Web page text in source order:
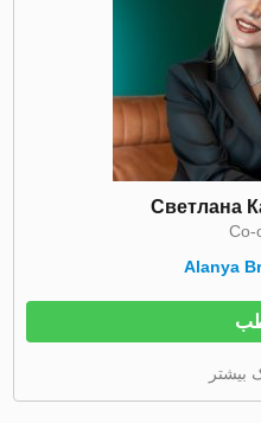
Светлана
Co-
Alanya